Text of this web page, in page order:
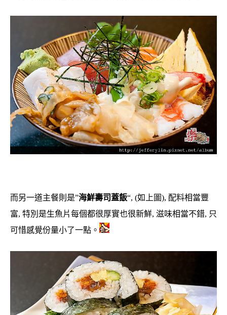
而另一道主餐則是”海鮮壽司蓋飯“, (如上圖), 配料相當豐
富, 特別是生魚片每個都很厚實也很新鮮, 滋味相當不錯, 只
可惜感覺份量小了一點。